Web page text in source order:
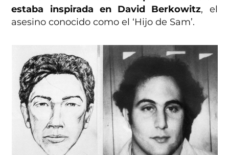
estaba inspirada en David Berkowitz, el
asesino conocido como el ‘Hijo de Sam’.